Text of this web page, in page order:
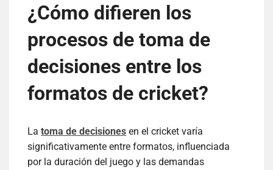
¿Cómo difieren los
procesos de toma de
decisiones entre los
formatos de cricket?
La toma de decisiones en el cricket varía
significativamente entre formatos, influenciada
por la duración del juego y las demandas